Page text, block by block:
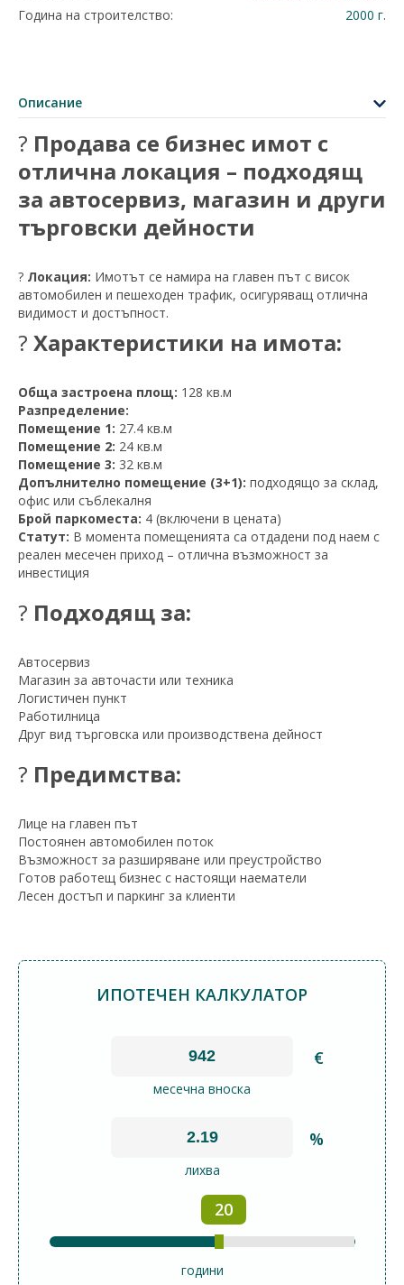
Година на строителство:
2000 г.
Описание
? Продава се бизнес имот с
отлична локация – подходящ
за автосервиз, магазин и други
търговски дейности
? Локация: Имотът се намира на главен път с висок
автомобилен и пешеходен трафик, осигуряващ отлична
видимост и достъпност.
? Характеристики на имота:
Обща застроена площ: 128 кв.м
Разпределение:
Помещение 1: 27.4 кв.м
Помещение 2: 24 кв.м
Помещение 3: 32 кв.м
Допълнително помещение (3+1): подходящо за склад,
офис или съблекалня
Брой паркоместа: 4 (включени в цената)
Статут: В момента помещенията са отдадени под наем с
реален месечен приход – отлична възможност за
инвестиция
? Подходящ за:
Автосервиз
Магазин за авточасти или техника
Логистичен пункт
Работилница
Друг вид търговска или производствена дейност
? Предимства:
Лице на главен път
Постоянен автомобилен поток
Възможност за разширяване или преустройство
Готов работещ бизнес с настоящи наематели
Лесен достъп и паркинг за клиенти
ИПОТЕЧЕН КАЛКУЛАТОР
€
месечна вноска
%
лихва
20
години